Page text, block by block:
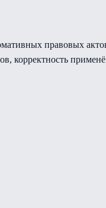
правовых
корректность